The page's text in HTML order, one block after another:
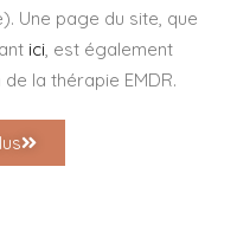
Une page du site, que
ici, est également
la thérapie EMDR.